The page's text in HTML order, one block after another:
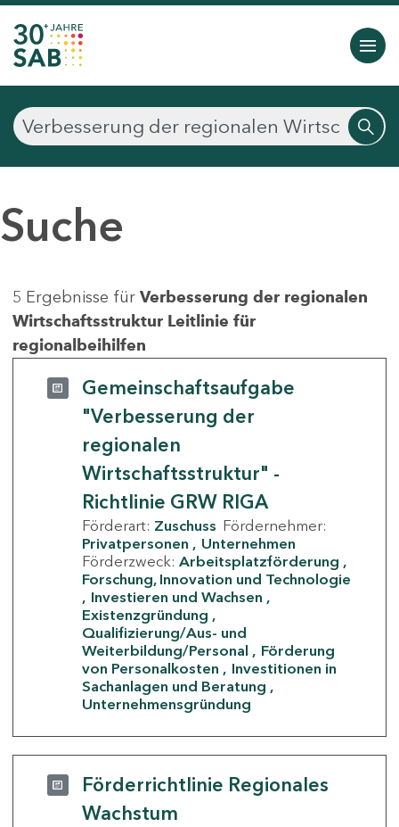
Suche
5 Ergebnisse für Verbesserung der regionalen
Wirtschaftsstruktur Leitlinie für
regionalbeihilfen
Gemeinschaftsaufgabe
"Verbesserung der
regionalen
Wirtschaftsstruktur" -
Richtlinie GRW RIGA
Förderart: Zuschuss Fördernehmer:
Privatpersonen
Unternehmen
Förderzweck: Arbeitsplatzförderung
Forschung, Innovation und Technologie
Investieren und Wachsen
Existenzgründung
Qualifizierung/Aus- und
Weiterbildung/Personal
Förderung
von Personalkosten
Investitionen in
Sachanlagen und Beratung
Unternehmensgründung
Förderrichtlinie Regionales
Wachstum